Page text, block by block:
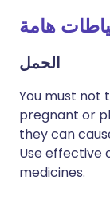
هامة
الحمل
You must not
pregnant or
they can
Use effective
medicines.